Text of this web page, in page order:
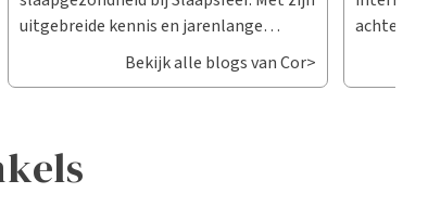
uitgebreide kennis en jarenlange
ervaring helpt hij klanten bij het
verbeteren van hun nachtrust en het
maakt, is zijn persoonlijke benadering
en het vermogen om complex
Bekijk alle blogs van Cor>